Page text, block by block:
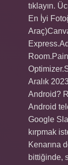
tıklayın.
En İyi
Aralık
Android?
Android
Google
kırpmak
Kenarına
bittiğinde,